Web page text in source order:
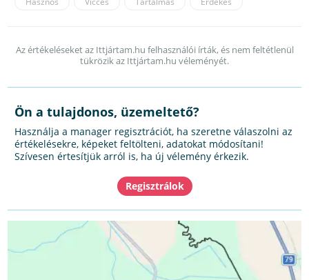
Az értékeléseket az Ittjártam.hu felhasználói írták, és nem feltétlenül
tükrözik az Ittjártam.hu véleményét.
Ön a tulajdonos, üzemeltető?
Használja a manager regisztrációt, ha szeretne válaszolni az
értékelésekre, képeket feltölteni, adatokat módosítani!
Szívesen értesítjük arról is, ha új vélemény érkezik.